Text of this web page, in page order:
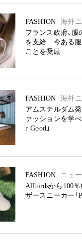
FASHION
海外
フランス政府、服
を支給 今ある服
ことを奨励
FASHION
海外
アムステルダム
ァッションを学
r Good」
FASHION
ニュ
Allbirdsから100
ザースニーカー「